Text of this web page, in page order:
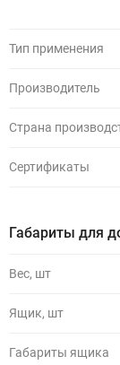
Тип применения
Производитель
Страна
Сертификаты
Габариты для
Вес, шт
Ящик, шт
Габариты ящика